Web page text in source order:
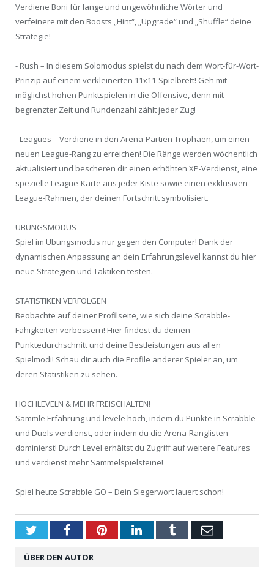
Verdiene Boni für lange und ungewöhnliche Wörter und
verfeinere mit den Boosts „Hint“, „Upgrade“ und „Shuffle“ deine
Strategie!
- Rush – In diesem Solomodus spielst du nach dem Wort-für-Wort-
Prinzip auf einem verkleinerten 11x11-Spielbrett! Geh mit
möglichst hohen Punktspielen in die Offensive, denn mit
begrenzter Zeit und Rundenzahl zählt jeder Zug!
- Leagues – Verdiene in den Arena-Partien Trophäen, um einen
neuen League-Rang zu erreichen! Die Ränge werden wöchentlich
aktualisiert und bescheren dir einen erhöhten XP-Verdienst, eine
spezielle League-Karte aus jeder Kiste sowie einen exklusiven
League-Rahmen, der deinen Fortschritt symbolisiert.
ÜBUNGSMODUS
Spiel im Übungsmodus nur gegen den Computer! Dank der
dynamischen Anpassung an dein Erfahrungslevel kannst du hier
neue Strategien und Taktiken testen.
STATISTIKEN VERFOLGEN
Beobachte auf deiner Profilseite, wie sich deine Scrabble-
Fähigkeiten verbessern! Hier findest du deinen
Punktedurchschnitt und deine Bestleistungen aus allen
Spielmodi! Schau dir auch die Profile anderer Spieler an, um
deren Statistiken zu sehen.
HOCHLEVELN & MEHR FREISCHALTEN!
Sammle Erfahrung und levele hoch, indem du Punkte in Scrabble
und Duels verdienst, oder indem du die Arena-Ranglisten
dominierst! Durch Level erhältst du Zugriff auf weitere Features
und verdienst mehr Sammelspielsteine!
Spiel heute Scrabble GO – Dein Siegerwort lauert schon!
TwitterFacebookPinterestLinkedInTumblrEmail
ÜBER DEN AUTOR